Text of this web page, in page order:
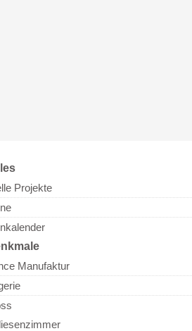
Projekte
Manufaktur